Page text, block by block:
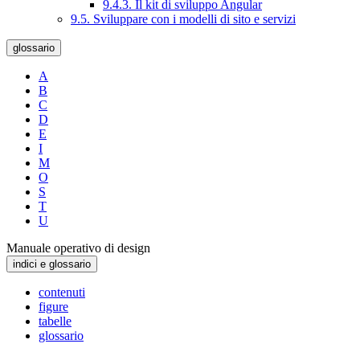
9.4.3. Il kit di sviluppo Angular
9.5. Sviluppare con i modelli di sito e servizi
glossario
A
B
C
D
E
I
M
O
S
T
U
Manuale operativo di design
indici e glossario
contenuti
figure
tabelle
glossario